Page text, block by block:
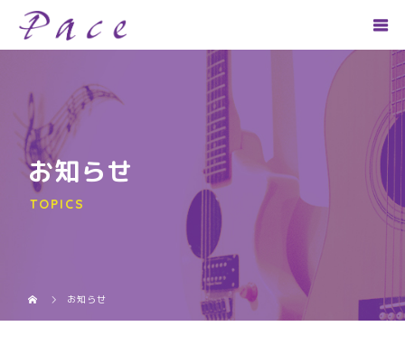
お知らせ
TOPICS
お知らせ